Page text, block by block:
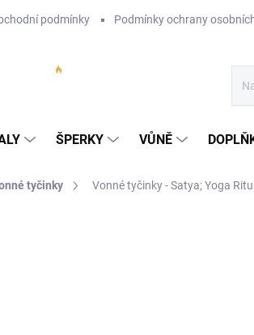
podmínky Podmínky ochrany
ŠPERKY VŮNĚ
tyčinky Vonné tyčinky - Satya; Yoga